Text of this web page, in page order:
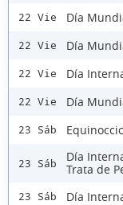
22 Vie Día
22 Vie Día
22 Vie Día
22 Vie Día
23 Sáb
23 Sáb
Día
Trata de
23 Sáb Día